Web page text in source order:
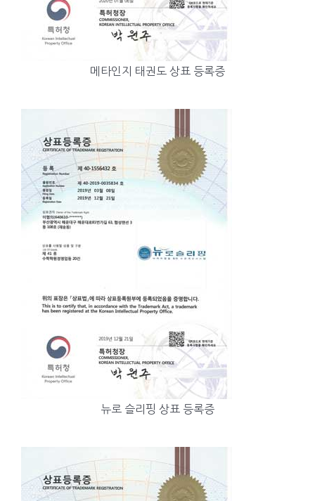
메타인지 태권도 상표 등록증
뉴로 슬리핑 상표 등록증